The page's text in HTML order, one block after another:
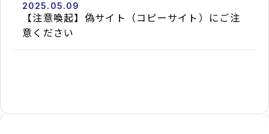
2026.08.10
字
石
2025.05.09
【注意喚起】偽サイト（コピーサイト）にご注
意ください